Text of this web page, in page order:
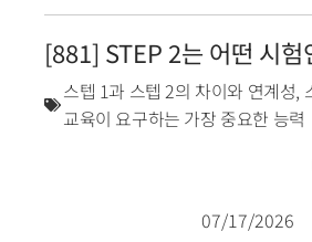
[881] STEP 2는 어떤 시험
스텝 1과 스텝 2의 차이와 연계성,
교육이 요구하는 가장 중요한 능력
07/17/2026